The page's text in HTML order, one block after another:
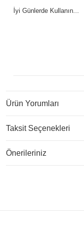
İyi Günlerde Kullanın...
Ürün Yorumları
Taksit Seçenekleri
Önerileriniz